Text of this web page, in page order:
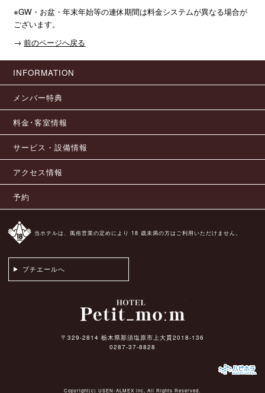
※GW・お盆・年末年始等の連休期間は料金システムが異なる場合が
ございます。
→ 前のページへ戻る
INFORMATION
メンバー特典
料金･客室情報
サービス・設備情報
アクセス情報
予約
当ホテルは、風俗営業の定めにより 18 歳未満の方はご利用いただけません。
プチエールへ
〒329-2814 栃木県那須塩原市上大貫2018-136
0287-37-8828
Copyright(c)USEN-ALMEX inc, All Rights Reserved.